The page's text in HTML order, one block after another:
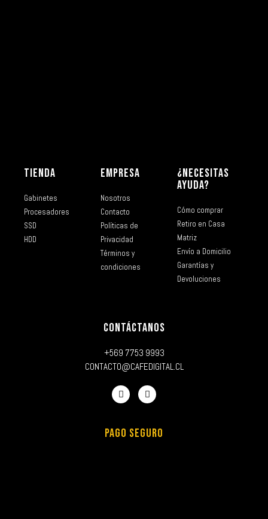
TIENDA
Gabinetes
Procesadores
SSD
HDD
EMPRESA
Nosotros
Contacto
Políticas de
Privacidad
Términos y
condiciones
¿NECESITAS
AYUDA?
Cómo comprar
Retiro en Casa
Matriz
Envío a Domicilio
Garantías y
Devoluciones
CONTÁCTANOS
+569 7753 9993
CONTACTO@CAFEDIGITAL.CL
PAGO SEGURO